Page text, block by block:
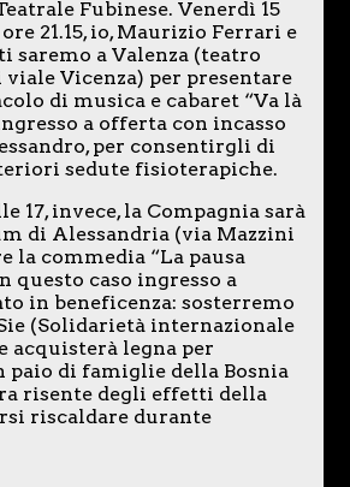
Fubinese. Venerdì 15
21.15, io, Maurizio Ferrari e
saremo a Valenza (teatro
Vicenza) per presentare
di musica e cabaret “Va là
a offerta con incasso
per consentirgli di
sedute fisioterapiche.
17, invece, la Compagnia sarà
di Alessandria (via Mazzini
la commedia “La pausa
questo caso ingresso a
in beneficenza: sosterremo
(Solidarietà internazionale
acquisterà legna per
paio di famiglie della Bosnia
risente degli effetti della
riscaldare durante